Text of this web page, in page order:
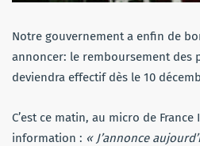
Notre gouvernement a enfin de
annoncer: le remboursement des
deviendra effectif dès le 10
C’est ce matin, au micro de
information : « J’annonce